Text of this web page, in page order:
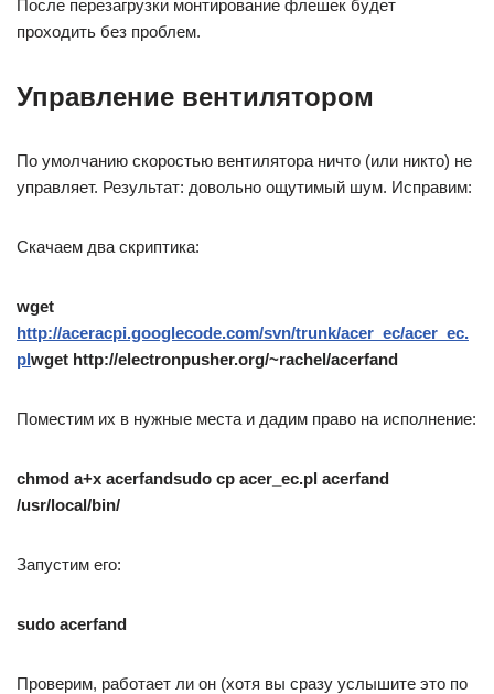
После перезагрузки монтирование флешек будет
проходить без проблем.
Управление вентилятором
По умолчанию скоростью вентилятора ничто (или никто) не
управляет. Результат: довольно ощутимый шум. Исправим:
Скачаем два скриптика:
wget
http://aceracpi.googlecode.com/svn/trunk/acer_ec/acer_ec.
plwget http://electronpusher.org/~rachel/acerfand
Поместим их в нужные места и дадим право на исполнение:
chmod a+x acerfandsudo cp acer_ec.pl acerfand
/usr/local/bin/
Запустим его:
sudo acerfand
Проверим, работает ли он (хотя вы сразу услышите это по